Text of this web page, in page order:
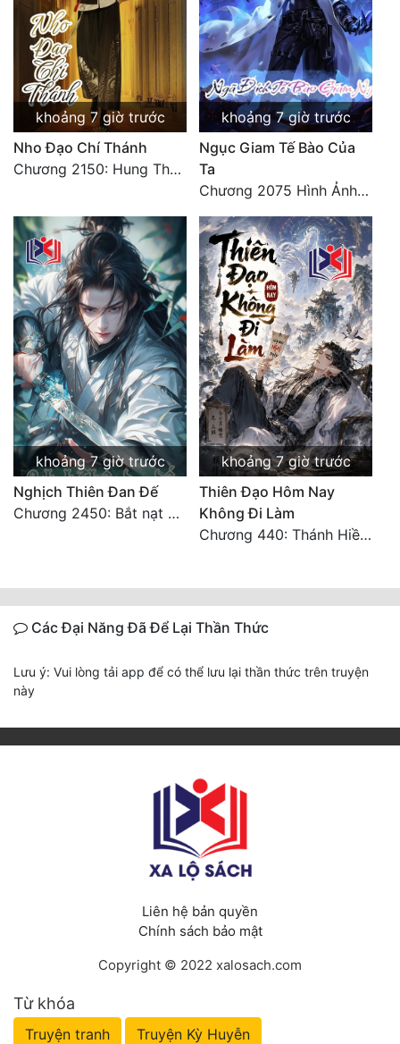
khoảng 7 giờ trước
Nho Đạo Chí Thánh
Chương 2150: Hung Thụ Nhựa Cây
khoảng 7 giờ trước
Ngục Giam Tế Bào Của
Ta
Chương 2075 Hình Ảnh Màu Xám
khoảng 7 giờ trước
Nghịch Thiên Đan Đế
Chương 2450: Bắt nạt kẻ thật thà
khoảng 7 giờ trước
Thiên Đạo Hôm Nay
Không Đi Làm
Chương 440: Thánh Hiền tề tụ, cháy Nguyên Hỏa chủng (3)
Các Đại Năng Đã Để Lại Thần Thức
Lưu ý: Vui lòng tải app để có thể lưu lại thần thức trên truyện
này
Liên hệ bản quyền
Chính sách bảo mật
Copyright © 2022 xalosach.com
Từ khóa
Truyện tranh Truyện Kỳ Huyễn